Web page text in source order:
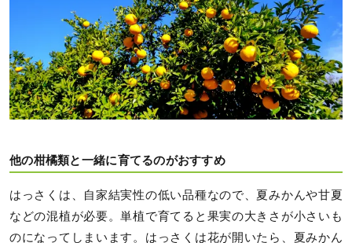
他の柑橘類と一緒に育てるのがおすすめ
はっさくは、自家結実性の低い品種なので、夏みかんや甘夏
などの混植が必要。単植で育てると果実の大きさが小さいも
のになってしまいます。はっさくは花が開いたら、夏みかん